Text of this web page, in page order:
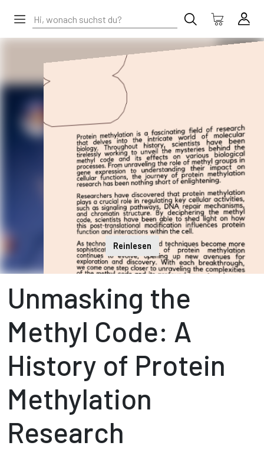
Reinlesen
Unmasking the
Methyl Code: A
History of Protein
Methylation
Research